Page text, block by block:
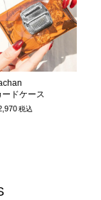
ードケース
税込